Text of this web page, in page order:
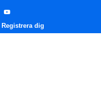
Registrera dig